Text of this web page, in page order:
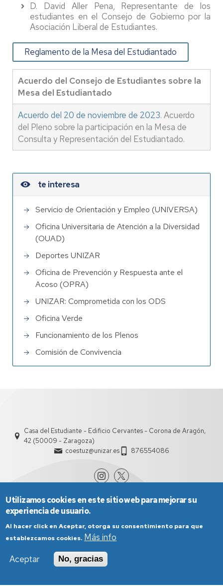
D. David Aller Pena, Representante de los
estudiantes en el Consejo de Gobierno por la
Asociación Liberal de Estudiantes.
Reglamento de la Mesa del Estudiantado
Acuerdo del Consejo de Estudiantes sobre la
Mesa del Estudiantado
Acuerdo del 20 de noviembre de 2023. Acuerdo
del Pleno sobre la participación en la Mesa de
Consulta y Representación del Estudiantado.
te interesa
Servicio de Orientación y Empleo (UNIVERSA)
Oficina Universitaria de Atención a la Diversidad
(OUAD)
Deportes UNIZAR
Oficina de Prevención y Respuesta ante el
Acoso (OPRA)
UNIZAR: Comprometida con los ODS
Oficina Verde
Funcionamiento de los Plenos
Comisión de Convivencia
Casa del Estudiante - Edificio Cervantes - Corona de Aragón,
42 (50009 - Zaragoza)
coestuz@unizar.es
876554086
Aviso Legal
Condiciones generales de uso
Política de Privacidad
Utilizamos cookies en este sitio web para mejorar su
experiencia de usuario.
Al hacer click en Aceptar, otorga su consentimiento para que
establezcamos cookies. Más info
Aceptar
No, gracias